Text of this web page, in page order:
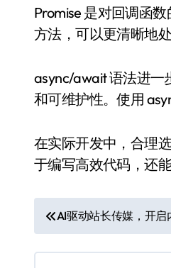
Promise 是对回调函
方法，可以更清晰地
async/await 语法进一
和可维护性。使用
在实际开发中，合理
于编写高效代码，还
文
章
AI驱动站长传媒，开